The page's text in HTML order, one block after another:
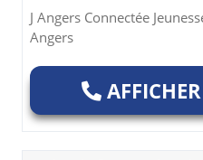
J Angers Connectée
Angers